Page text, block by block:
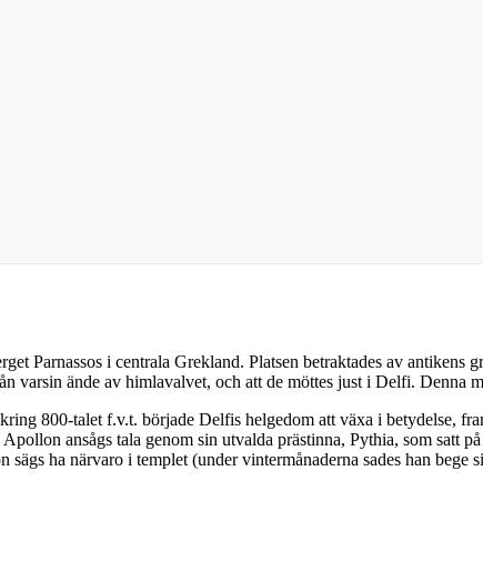
Parnassos i centrala Grekland. Platsen betraktades av antikens
varsin ände av himlavalvet, och att de möttes just i Delfi. Denna
800-talet f.v.t. började Delfis helgedom att växa i betydelse,
ansågs tala genom sin utvalda prästinna, Pythia, som satt
sägs ha närvaro i templet (under vintermånaderna sades han